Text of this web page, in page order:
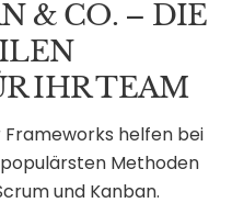
& CO. – DIE
IHR TEAM
helfen bei
Methoden
und Kanban.